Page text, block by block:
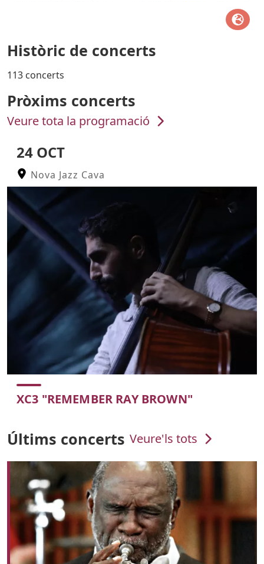
Històric de concerts
113 concerts
Pròxims concerts
Veure tota la programació
24 OCT
Nova Jazz Cava
XC3 "REMEMBER RAY BROWN"
Últims concerts Veure'ls tots